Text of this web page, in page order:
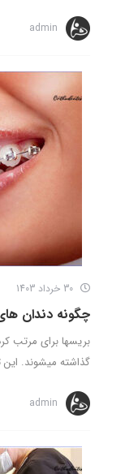
admin
چگونه دندان
بریس­ها برای مرتب
گذاشته می­شوند.
admin